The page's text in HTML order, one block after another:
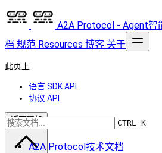
A2A Protocol - Agent智
档 规范 Resources 博客 关于
CTRL K
A2A Protocol技术文档
此页上
语言 SDK API
协议 API
返回顶部